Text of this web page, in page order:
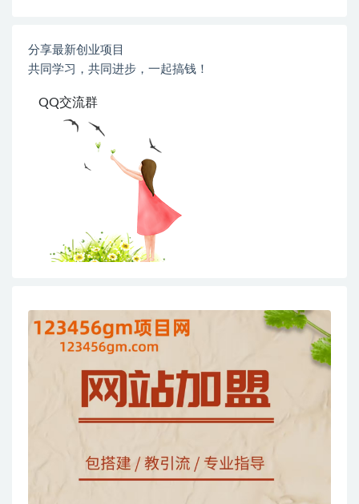
分享最新创业项目
共同学习，共同进步，一起搞钱！
QQ交流群